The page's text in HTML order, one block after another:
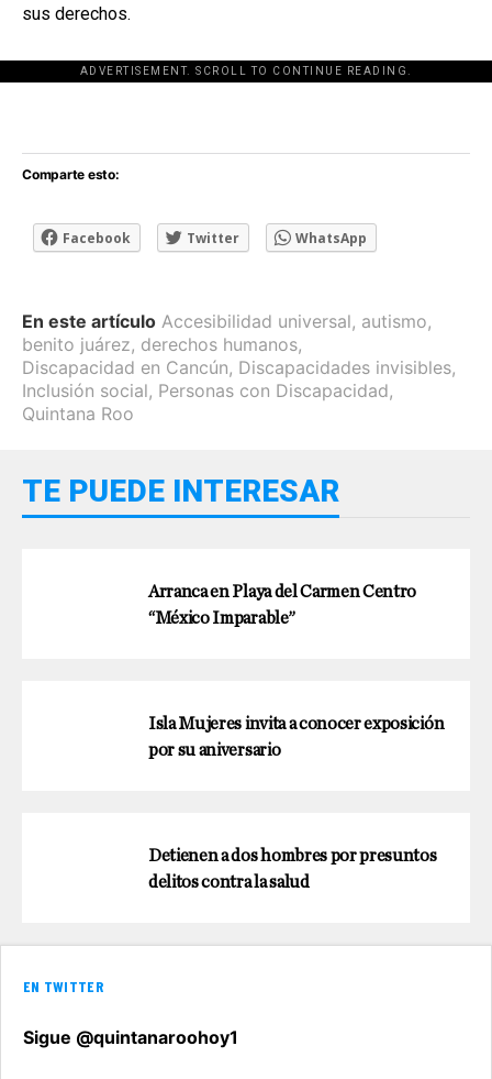
sus derechos.
ADVERTISEMENT. SCROLL TO CONTINUE READING.
[adsforwp id="243463"]
Comparte esto:
Facebook Twitter WhatsApp
En este artículo Accesibilidad universal, autismo,
benito juárez, derechos humanos,
Discapacidad en Cancún, Discapacidades invisibles,
Inclusión social, Personas con Discapacidad,
Quintana Roo
TE PUEDE INTERESAR
Arranca en Playa del Carmen Centro
“México Imparable”
Isla Mujeres invita a conocer exposición
por su aniversario
Detienen a dos hombres por presuntos
delitos contra la salud
EN TWITTER
Sigue @quintanaroohoy1